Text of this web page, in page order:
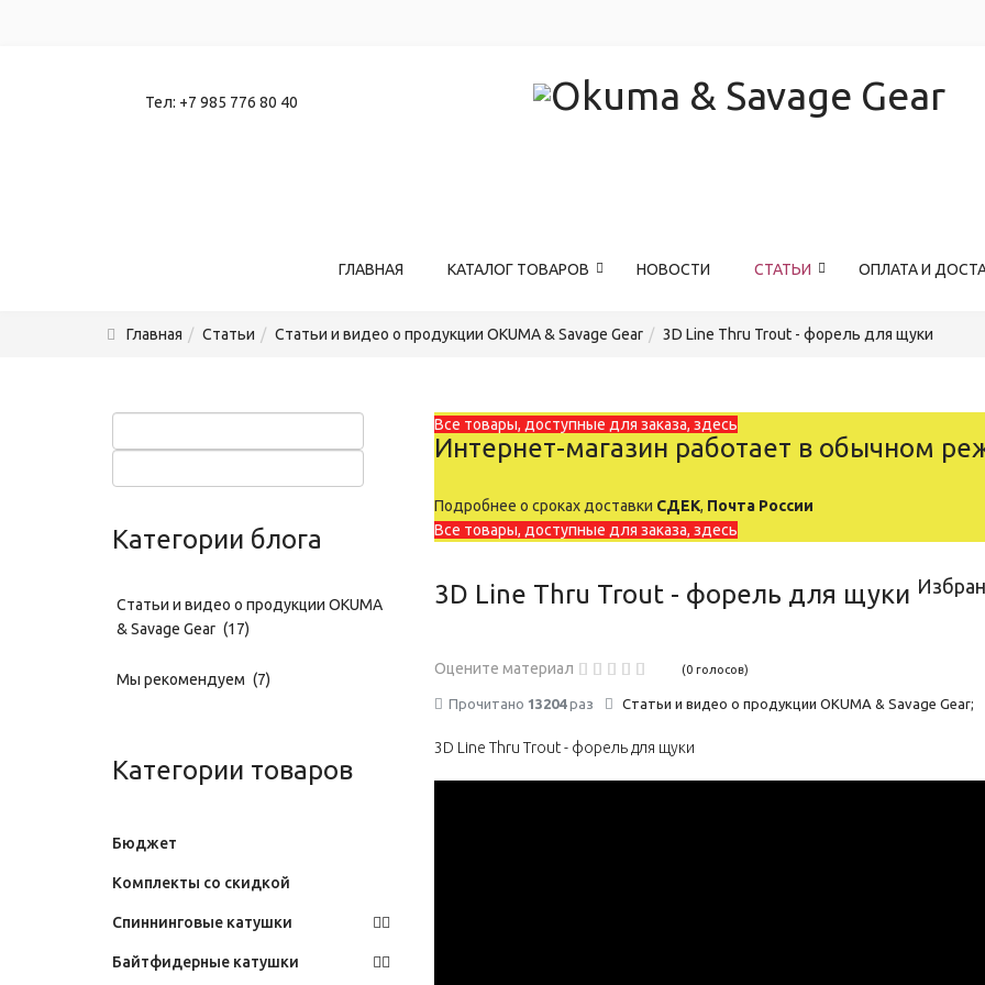
Тел: +7 985 776 80 40
ГЛАВНАЯ КАТАЛОГ ТОВАРОВ НОВОСТИ СТАТЬИ ОПЛАТА И
Главная Статьи Статьи и видео о продукции OKUMA & Savage Gear 3D Line Thru Trout - форель для щуки
Все товары, доступные для заказа, здесь
Интернет-магазин работает в обычном
Подробнее о сроках доставки СДЕК, Почта России
Все товары, доступные для заказа, здесь
3D Line Thru Trout - форель для щуки
Оцените материал (0 голосов)
Прочитано 13204раз Статьи и видео о продукции OKUMA & Savage Gear;
3D Line Thru Trout - форель для щуки
Категории блога
Статьи и видео о продукции OKUMA
& Savage Gear (17)
Мы рекомендуем (7)
Категории товаров
Бюджет
Комплекты со скидкой
Спиннинговые катушки
Байтфидерные катушки